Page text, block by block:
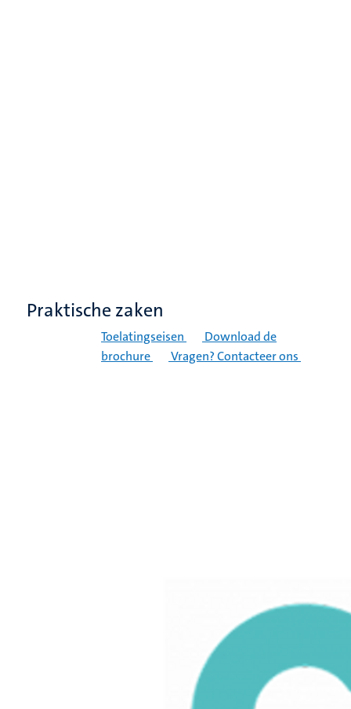
Praktische zaken
Toelatingseisen
Download de
brochure
Vragen? Contacteer ons